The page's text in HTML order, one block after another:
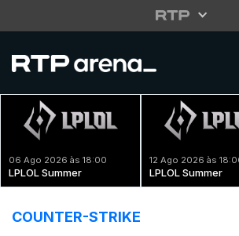
06 Ago 2026 às 18:00
LPLOL Summer
12 Ago 2026 às
LPLOL Summer
COUNTER-STRIKE